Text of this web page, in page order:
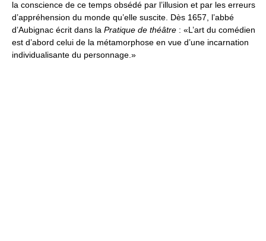
la conscience de ce temps obsédé par l’illusion et par les erreurs
d’appréhension du monde qu’elle suscite. Dès 1657, l’abbé
d’Aubignac écrit dans la Pratique de théâtre : «L’art du comédien
est d’abord celui de la métamorphose en vue d’une incarnation
individualisante du personnage.»